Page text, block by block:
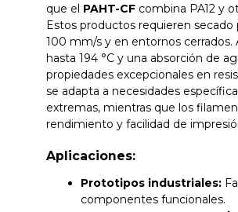
que el PAHT-CFcombina PA12 y
Estos productos requieren
100 mm/s y en entornos cerrados.
hasta 194 °C y una absorción de
propiedades excepcionales en
se adapta a necesidades
extremas, mientras que los
rendimiento y facilidad de
Aplicaciones:
Prototipos industriales:
componentes funcionales.